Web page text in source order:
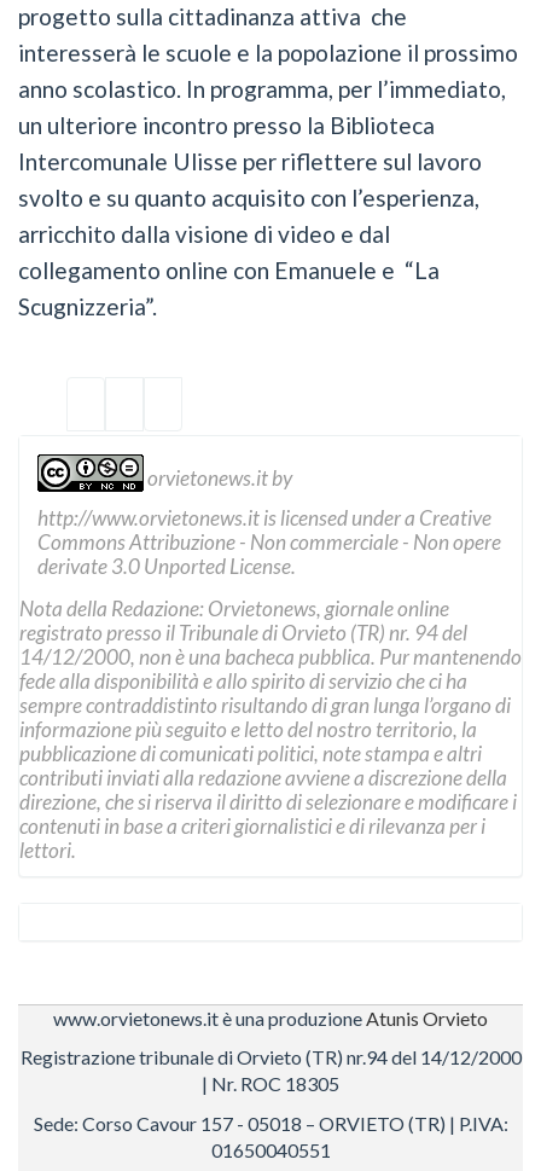
progetto sulla cittadinanza attiva che
interesserà le scuole e la popolazione il prossimo
anno scolastico. In programma, per l’immediato,
un ulteriore incontro presso la Biblioteca
Intercomunale Ulisse per riflettere sul lavoro
svolto e su quanto acquisito con l’esperienza,
arricchito dalla visione di video e dal
collegamento online con Emanuele e “La
Scugnizzeria”.
orvietonews.itby
http://www.orvietonews.itis licensed under a Creative
Commons Attribuzione - Non commerciale - Non opere
derivate 3.0 Unported License.
Nota della Redazione: Orvietonews, giornale online
registrato presso il Tribunale di Orvieto (TR) nr. 94 del
14/12/2000, non è una bacheca pubblica. Pur mantenendo
fede alla disponibilità e allo spirito di servizio che ci ha
sempre contraddistinto risultando di gran lunga l’organo di
informazione più seguito e letto del nostro territorio, la
pubblicazione di comunicati politici, note stampa e altri
contributi inviati alla redazione avviene a discrezione della
direzione, che si riserva il diritto di selezionare e modificare i
contenuti in base a criteri giornalistici e di rilevanza per i
lettori.
www.orvietonews.it è una produzione Atunis Orvieto
Registrazione tribunale di Orvieto (TR) nr.94 del 14/12/2000
| Nr. ROC 18305
Sede: Corso Cavour 157 - 05018 – ORVIETO (TR) | P.IVA:
01650040551